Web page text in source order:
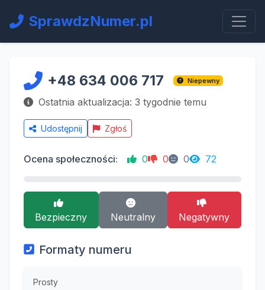
SprawdzNumer.pl
+48 634 006 717 Niepewny
Ostatnia aktualizacja: 3 tygodnie temu
Udostępnij Zgłoś
Ocena społeczności: 0 0 0 72
Bezpieczny Neutralny Negatywny
Formaty numeru
Prosty